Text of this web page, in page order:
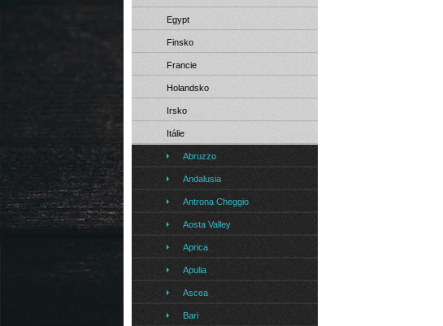
Egypt
Finsko
Francie
Holandsko
Irsko
Itálie
Abruzzo
Andalusia
Antrona Cheggio
Aosta Valley
Aprica
Apulia
Ascea
Bari